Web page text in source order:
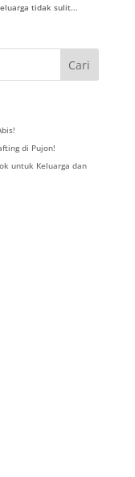
tidak sulit...
di Pujon!
untuk Keluarga dan